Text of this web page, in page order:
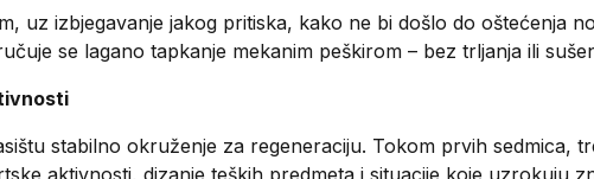
uz izbjegavanje jakog pritiska, kako ne bi došlo do oštećenja
se lagano tapkanje mekanim peškirom – bez trljanja ili
stabilno okruženje za regeneraciju. Tokom prvih sedmica,